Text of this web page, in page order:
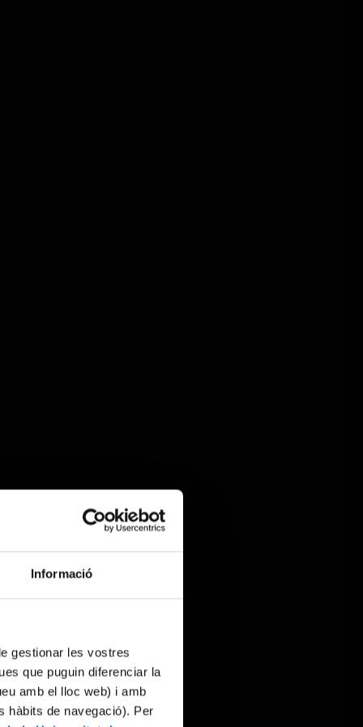
Informació
gestionar les vostres
que puguin diferenciar la
amb el lloc web) i amb
hàbits de navegació). Per